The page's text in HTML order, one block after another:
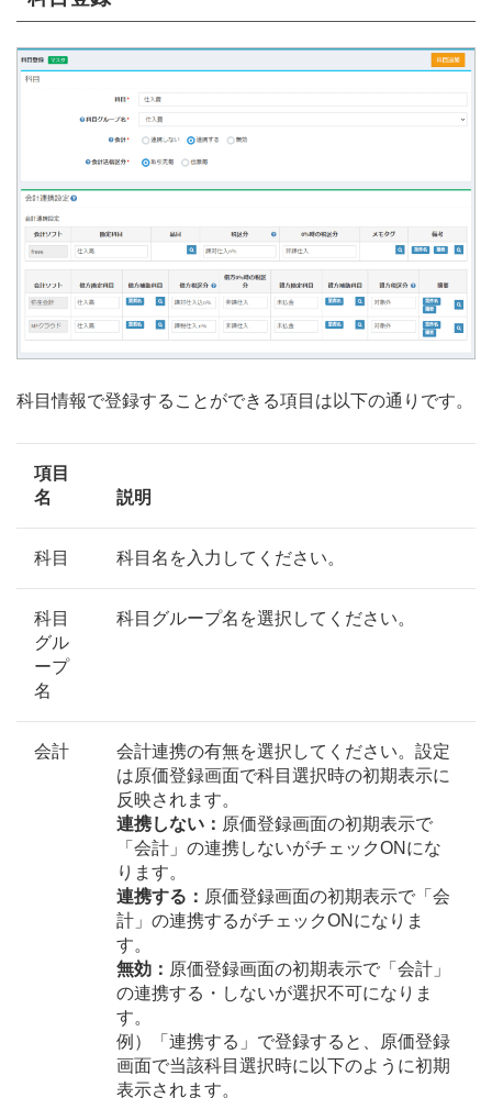
科目情報で登録することができる項目は以下の通りです。
項目
名
説明
科目 科目名を入力してください。
科目
グル
ープ
名
科目グループ名を選択してください。
会計
会計連携の有無を選択してください。設定
は原価登録画面で科目選択時の初期表示に
反映されます。
連携しない： 原価登録画面の初期表示で
「会計」の連携しないがチェックONにな
ります。
連携する： 原価登録画面の初期表示で「会
計」の連携するがチェックONになりま
す。
無効： 原価登録画面の初期表示で「会計」
の連携する・しないが選択不可になりま
す。
例）「連携する」で登録すると、原価登録
画面で当該科目選択時に以下のように初期
表示されます。